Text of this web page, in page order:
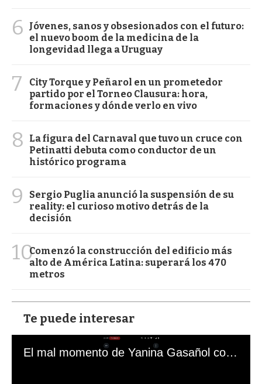
6
Jóvenes, sanos y obsesionados con el futuro:
el nuevo boom de la medicina de la
longevidad llega a Uruguay
7
City Torque y Peñarol en un prometedor
partido por el Torneo Clausura: hora,
formaciones y dónde verlo en vivo
8
La figura del Carnaval que tuvo un cruce con
Petinatti debuta como conductor de un
histórico programa
9
Sergio Puglia anunció la suspensión de su
reality: el curioso motivo detrás de la
decisión
10Comenzó la construcción del edificio más
alto de América Latina: superará los 470
metros
Te puede interesar
El mal momento de Yanina Gasañol con un hincha argentino en "Subrayado"